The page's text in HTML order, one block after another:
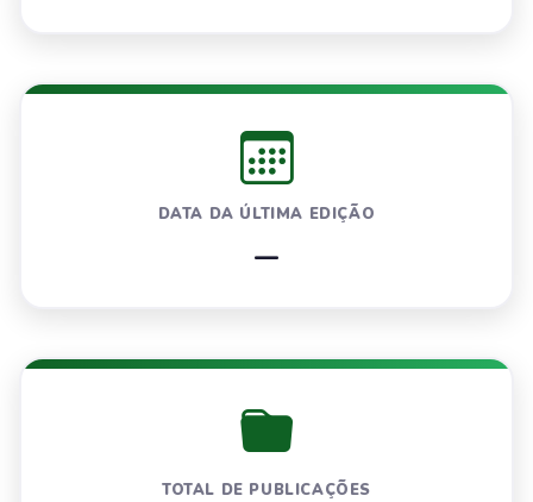
DATA DA ÚLTIMA EDIÇÃO
—
TOTAL DE PUBLICAÇÕES